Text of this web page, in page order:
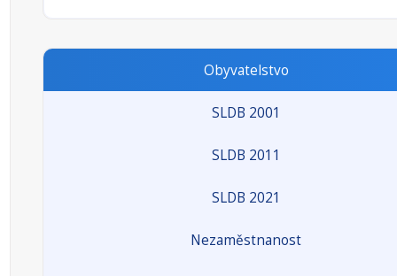
Obyvatelstvo
SLDB 2001
SLDB 2011
SLDB 2021
Nezaměstnanost